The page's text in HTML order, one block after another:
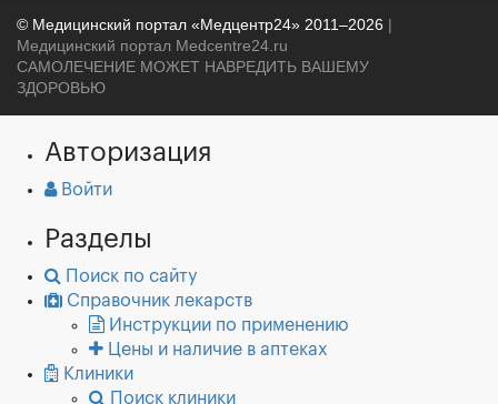
© Медицинский портал «Медцентр24» 2011–2026 |
Медицинский портал Medcentre24.ru
САМОЛЕЧЕНИЕ МОЖЕТ НАВРЕДИТЬ ВАШЕМУ
ЗДОРОВЬЮ
Авторизация
Войти
Разделы
Поиск по сайту
Справочник лекарств
Инструкции по применению
Цены и наличие в аптеках
Клиники
Поиск клиники